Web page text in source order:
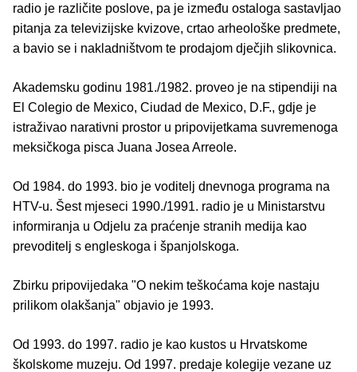
radio je različite poslove, pa je između ostaloga sastavljao
pitanja za televizijske kvizove, crtao arheološke predmete,
a bavio se i nakladništvom te prodajom dječjih slikovnica.
Akademsku godinu 1981./1982. proveo je na stipendiji na
El Colegio de Mexico, Ciudad de Mexico, D.F., gdje je
istraživao narativni prostor u pripovijetkama suvremenoga
meksičkoga pisca Juana Josea Arreole.
Od 1984. do 1993. bio je voditelj dnevnoga programa na
HTV-u. Šest mjeseci 1990./1991. radio je u Ministarstvu
informiranja u Odjelu za praćenje stranih medija kao
prevoditelj s engleskoga i španjolskoga.
Zbirku pripovijedaka "O nekim teškoćama koje nastaju
prilikom olakšanja" objavio je 1993.
Od 1993. do 1997. radio je kao kustos u Hrvatskome
školskome muzeju. Od 1997. predaje kolegije vezane uz